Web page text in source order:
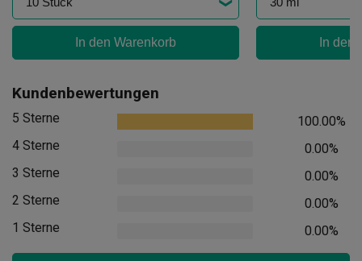
In den Warenkorb In den
Kundenbewertungen
5 Sterne
100.00%
4 Sterne
0.00%
3 Sterne
0.00%
2 Sterne
0.00%
1 Sterne
0.00%